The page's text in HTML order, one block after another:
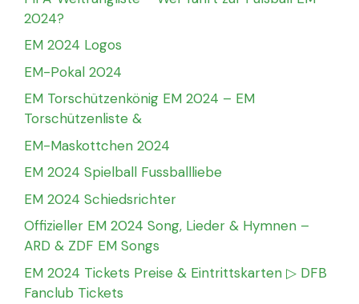
2024?
EM 2024 Logos
EM-Pokal 2024
EM Torschützenkönig EM 2024 – EM
Torschützenliste &
EM-Maskottchen 2024
EM 2024 Spielball Fussballliebe
EM 2024 Schiedsrichter
Offizieller EM 2024 Song, Lieder & Hymnen –
ARD & ZDF EM Songs
EM 2024 Tickets Preise & Eintrittskarten ▷ DFB
Fanclub Tickets